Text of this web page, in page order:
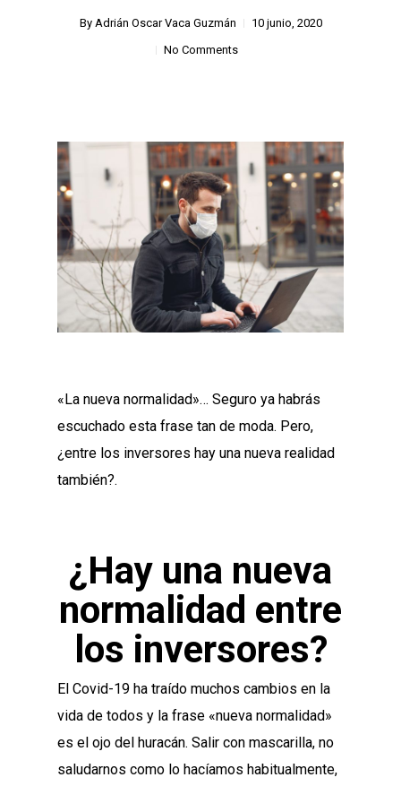
By Adrián Oscar Vaca Guzmán
10 junio, 2020
No Comments
«La nueva normalidad»… Seguro ya habrás
escuchado esta frase tan de moda. Pero,
¿entre los inversores hay una nueva realidad
también?.
¿Hay una nueva
normalidad entre
los inversores?
El Covid-19 ha traído muchos cambios en la
vida de todos y la frase «nueva normalidad»
es el ojo del huracán. Salir con mascarilla, no
saludarnos como lo hacíamos habitualmente,